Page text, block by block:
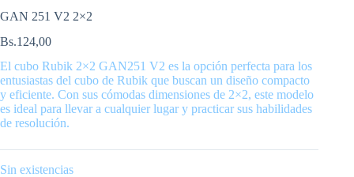
GAN 251 V2 2×2
Bs.124,00
El cubo Rubik 2×2 GAN251 V2 es la opción perfecta para los
entusiastas del cubo de Rubik que buscan un diseño compacto
y eficiente. Con sus cómodas dimensiones de 2×2, este modelo
es ideal para llevar a cualquier lugar y practicar sus habilidades
de resolución.
Sin existencias